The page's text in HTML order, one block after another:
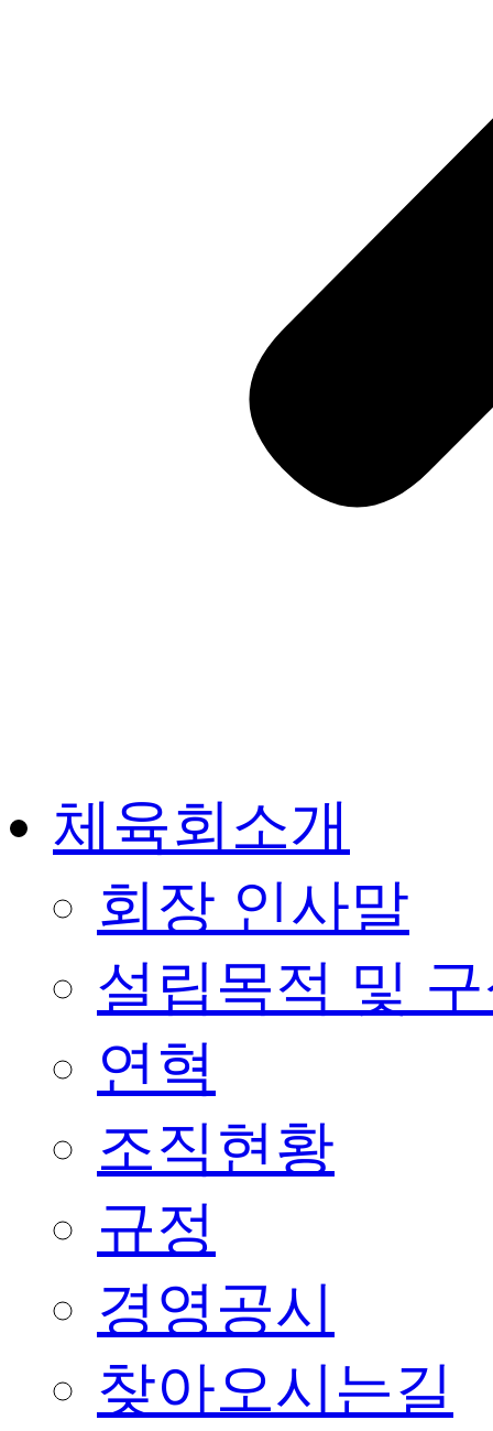
체육회소개
회장 인사말
설립목적 및
연혁
조직현황
규정
경영공시
찾아오시는길